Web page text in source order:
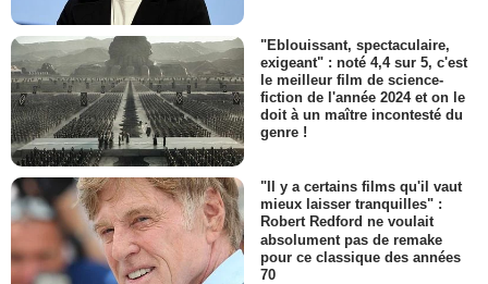
"Eblouissant, spectaculaire,
exigeant" : noté 4,4 sur 5, c'est
le meilleur film de science-
fiction de l'année 2024 et on le
doit à un maître incontesté du
genre !
"Il y a certains films qu'il vaut
mieux laisser tranquilles" :
Robert Redford ne voulait
absolument pas de remake
pour ce classique des années
70